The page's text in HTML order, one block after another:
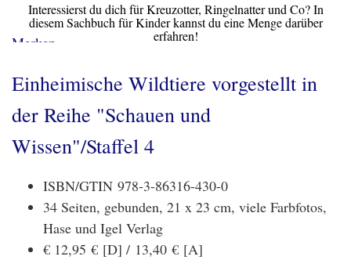
Interessierst du dich für Kreuzotter, Ringelnatter und Co? In
diesem Sachbuch für Kinder kannst du eine Menge darüber
erfahren!
Merken
Einheimische Wildtiere vorgestellt in
der Reihe "Schauen und
Wissen"/Staffel 4
ISBN/GTIN 978-3-86316-430-0
34 Seiten, gebunden, 21 x 23 cm, viele Farbfotos,
Hase und Igel Verlag
€ 12,95 € [D] / 13,40 € [A]